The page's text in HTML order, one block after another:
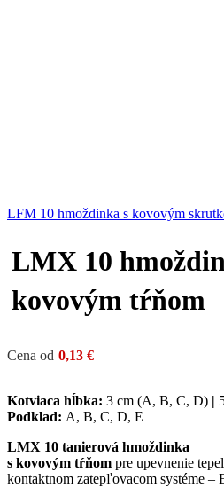
LFM 10 hmoždinka s kovovým
LMX 10
kovovým tŕňom
Cena od 0,13 €
Kotviaca hĺbka: 3 cm (A, B, C, D) |
Podklad: A, B, C, D, E
LMX 10 tanierová hmoždinka
s kovovým tŕňom pre upevnenie
kontaktnom zatepľovacom systéme –